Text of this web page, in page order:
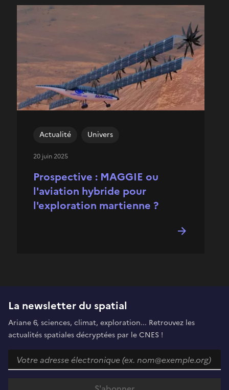
Prospective : MAGGIE ou
l'aviation hybride pour
l'exploration martienne ?
Actualité Univers
20 juin 2025
La newsletter du spatial
Ariane 6, sciences, climat, exploration... Retrouvez les
actualités spatiales décryptées par le CNES !